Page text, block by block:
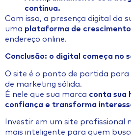
contínua.
Com isso, a presença digital da
uma plataforma de crescimento
endereço online.
Conclusão: o digital começa no
O site é o ponto de partida
de marketing sólida.
É nele que sua marca conta sua
confiança e transforma
Investir em um site profissional
mais inteligente para quem